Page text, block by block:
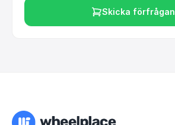
Skicka förfrågan